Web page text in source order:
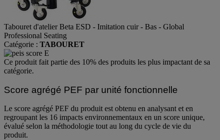
Tabouret d'atelier Beta ESD - Imitation cuir - Bas - Global
Professional Seating
Catégorie : TABOURET
Ce produit fait partie des 10% des produits les plus impactant de sa
catégorie.
Score agrégé PEF par unité fonctionnelle
Le score agrégé PEF du produit est obtenu en analysant et en
regroupant les 16 impacts environnementaux en un score unique,
évalué selon la méthodologie tout au long du cycle de vie du
produit.